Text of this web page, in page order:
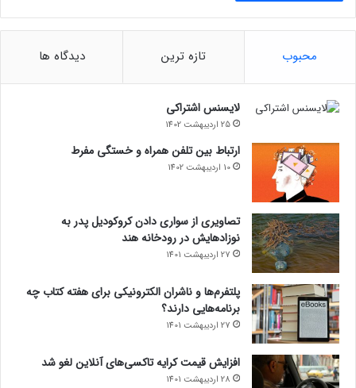
محبوب تازه ترین دیدگاه ها
لایسنس اشتراکی
25 اردیبهشت 1402
ارتباط بین تلفن همراه و خستگی مفرط
10 اردیبهشت 1402
تصاویری از سواری دادن کروکودیل پدر به
نوزادهایش در رودخانه هند
27 اردیبهشت 1401
پلتفرم‌ها و ناشران الکترونیکی برای هفته کتاب چه
برنامه‌هایی دارند؟
27 اردیبهشت 1401
افزایش قیمت کرایه تاکسی‌های آنلاین لغو شد
28 اردیبهشت 1401